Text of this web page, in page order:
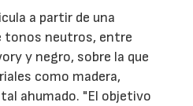
a partir de una
tonos neutros, entre
y negro, sobre la que
como madera,
ahumado. "El objetivo